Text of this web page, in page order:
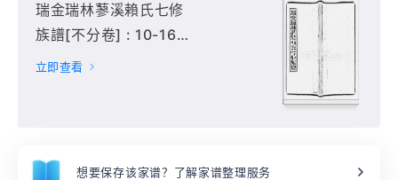
瑞金瑞林蓼溪賴氏七修
族譜[不分卷] : 10-16
冊,
立即查看
想要保存该家谱？了解家谱整理服务